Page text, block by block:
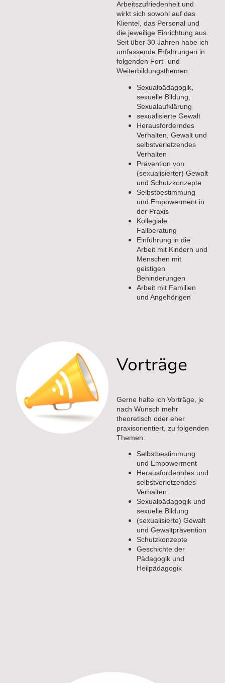
Arbeitszufriedenheit und
wirkt sich sowohl auf das
Klientel, das Personal und
die jeweilige Einrichtung aus.
Seit über 30 Jahren habe ich
umfassende Erfahrungen in
folgenden Fort- und
Weiterbildungsthemen:
Sexualpädagogik,
sexuelle Bildung,
Sexualaufklärung
sexualisierte Gewalt
Herausforderndes
Verhalten, Gewalt und
selbstverletzendes
Verhalten
Prävention von
(sexualisierter) Gewalt
und Schutzkonzepte
Selbstbestimmung
und Empowerment in
der Praxis
Kollegiale
Fallberatung
Einführung in die
Arbeit mit Kindern und
Menschen mit
geistigen
Behinderungen
Arbeit mit Familien
und Angehörigen
Vorträge
Gerne halte ich Vorträge, je
nach Wunsch mehr
theoretisch oder eher
praxisorientiert, zu folgenden
Themen:
Selbstbestimmung
und Empowerment
Herausforderndes und
selbstverletzendes
Verhalten
Sexualpädagogik und
sexuelle Bildung
(sexualisierte) Gewalt
und Gewaltprävention
Schutzkonzepte
Geschichte der
Pädagogik und
Heilpädagogik